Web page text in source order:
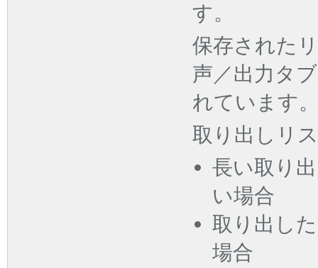
す。
保存された
声／出力タ
れています
取り出しリ
長い取り
い場合
取り出し
場合